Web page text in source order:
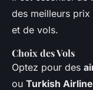
des meilleurs
et de vols.
Choix des Vols
Optez pour des
ou Turkish